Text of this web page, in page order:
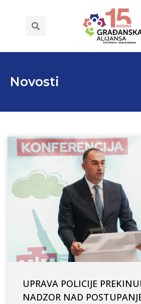
Novosti
UPRAVA POLICIJE
NADZOR NAD